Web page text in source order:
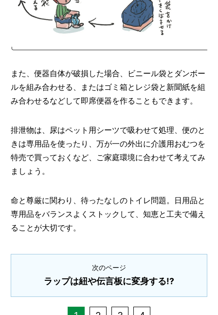
また、便器自体が破損した場合、ビニール袋とダンボー
ルを組み合わせる、またはゴミ箱とレジ袋と新聞紙を組
み合わせるなどして即席便器を作ることもできます。
排泄物は、尿はペット用シーツで吸わせて処理、便のと
きは専用品を使ったり、万が一の外出に介護用おむつを
特売で買っておくなど、ご家庭環境に合わせて考えてみ
ましょう。
命と尊厳に関わり、待ったなしのトイレ問題。日用品と
専用品をバランスよくストックして、知恵と工夫で備え
ることが大切です。
次のページ
ラップは紐や伝言板に変身する!?